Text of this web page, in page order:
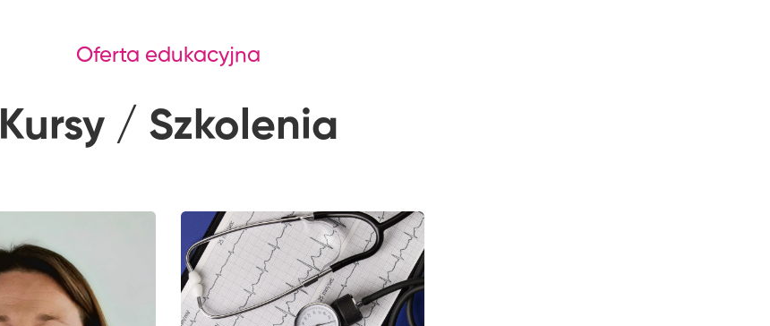
Oferta edukacyjna
Kursy / Szkolenia